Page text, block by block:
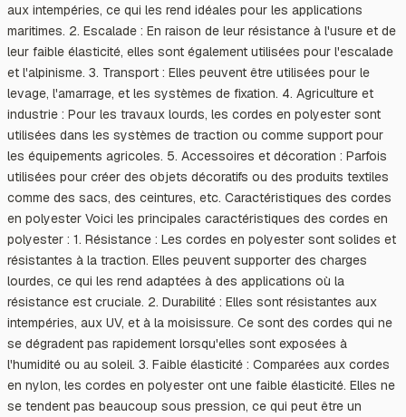
aux intempéries, ce qui les rend idéales pour les applications
maritimes. 2. Escalade : En raison de leur résistance à l'usure et de
leur faible élasticité, elles sont également utilisées pour l'escalade
et l'alpinisme. 3. Transport : Elles peuvent être utilisées pour le
levage, l'amarrage, et les systèmes de fixation. 4. Agriculture et
industrie : Pour les travaux lourds, les cordes en polyester sont
utilisées dans les systèmes de traction ou comme support pour
les équipements agricoles. 5. Accessoires et décoration : Parfois
utilisées pour créer des objets décoratifs ou des produits textiles
comme des sacs, des ceintures, etc. Caractéristiques des cordes
en polyester Voici les principales caractéristiques des cordes en
polyester : 1. Résistance : Les cordes en polyester sont solides et
résistantes à la traction. Elles peuvent supporter des charges
lourdes, ce qui les rend adaptées à des applications où la
résistance est cruciale. 2. Durabilité : Elles sont résistantes aux
intempéries, aux UV, et à la moisissure. Ce sont des cordes qui ne
se dégradent pas rapidement lorsqu'elles sont exposées à
l'humidité ou au soleil. 3. Faible élasticité : Comparées aux cordes
en nylon, les cordes en polyester ont une faible élasticité. Elles ne
se tendent pas beaucoup sous pression, ce qui peut être un